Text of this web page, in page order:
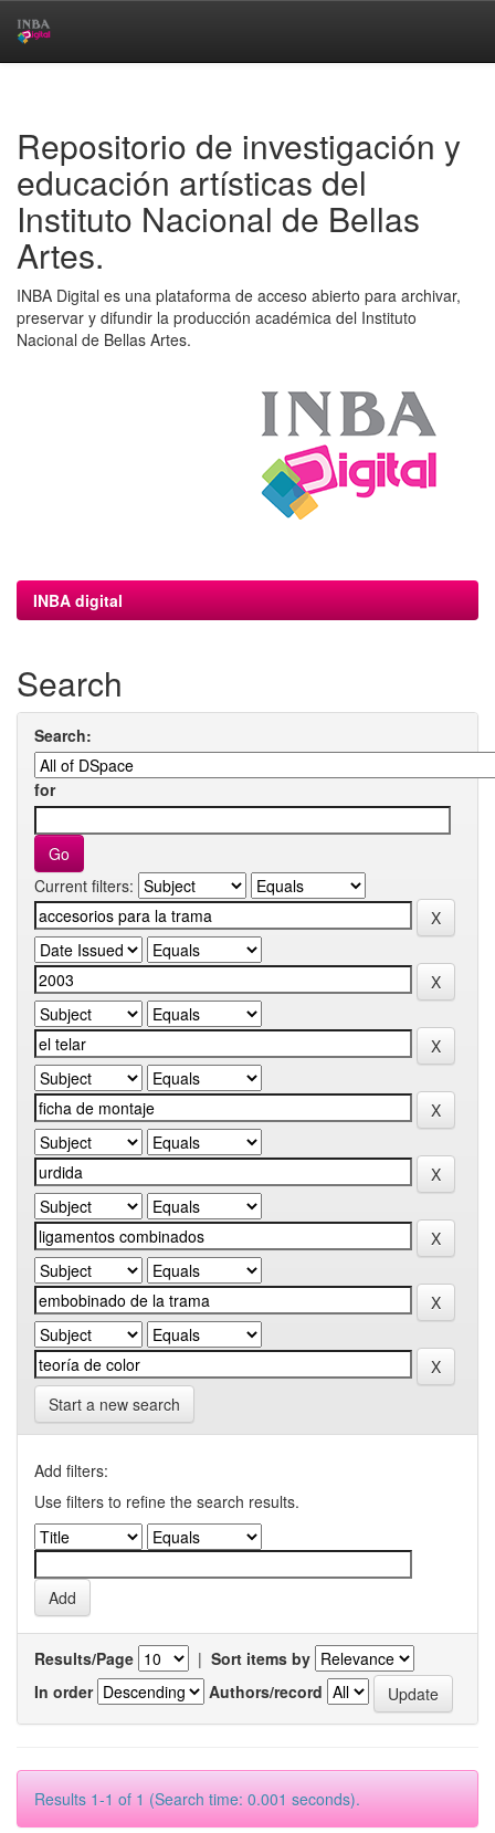
Repositorio de investigación y
educación artísticas del
Instituto Nacional de Bellas
Artes.
INBA Digital es una plataforma de acceso abierto para archivar,
preservar y difundir la producción académica del Instituto
Nacional de Bellas Artes.
INBA digital
Search
Search:
for
Current filters:
Start a new search
Add filters:
Use filters to refine the search results.
Results/Page | Sort items by
In order
Authors/record
Results 1-1 of 1 (Search time: 0.001 seconds).